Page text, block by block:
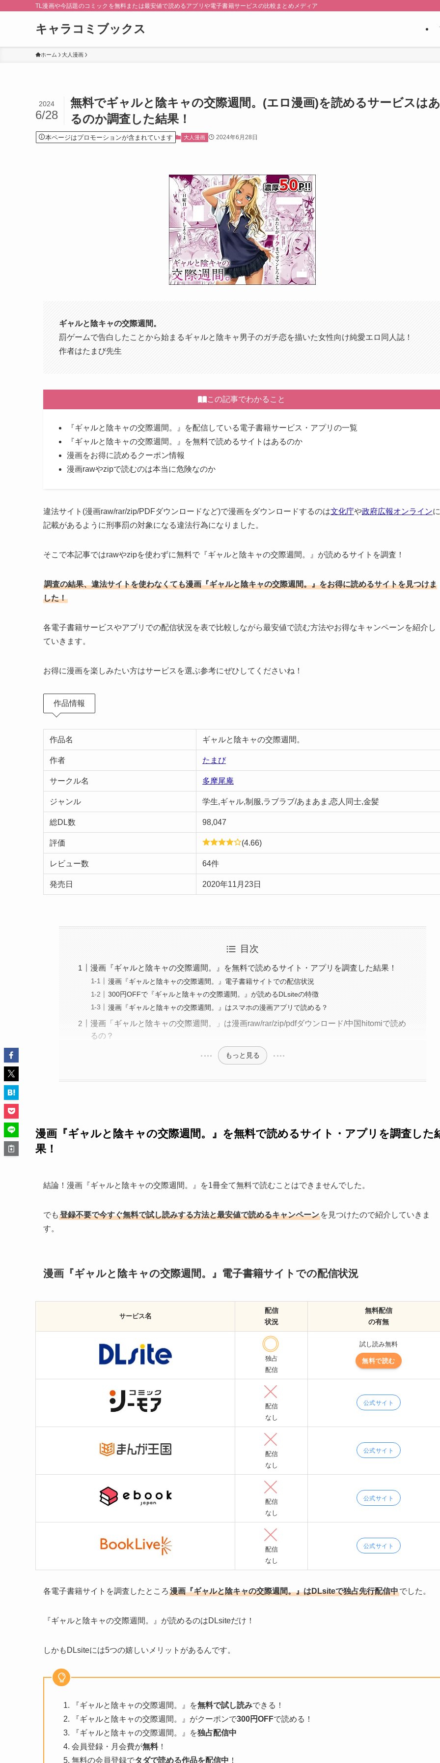
TL漫画や今話題のコミックを無料または最安値で読めるアプリや電子書籍サービスの比較まとめメディア
キャラコミブックス
ホーム 大人漫画
無料でギャルと陰キャの交際週間。(エロ漫画)を読めるサービスはあ
るのか調査した結果！
2024
6/28
本ページはプロモーションが含まれています 大人漫画 2024年6月28日
ギャルと陰キャの交際週間。
罰ゲームで告白したことから始まるギャルと陰キャ男子のガチ恋を描いた女性向け純愛エロ同人誌！
作者はたまび先生
この記事でわかること
『ギャルと陰キャの交際週間。』を配信している電子書籍サービス・アプリの一覧
『ギャルと陰キャの交際週間。』を無料で読めるサイトはあるのか
漫画をお得に読めるクーポン情報
漫画rawやzipで読むのは本当に危険なのか
違法サイト(漫画raw/rar/zip/PDFダウンロードなど)で漫画をダウンロードするのは文化庁や政府広報オンラインに
記載があるように刑事罰の対象になる違法行為になりました。
そこで本記事ではrawやzipを使わずに無料で『ギャルと陰キャの交際週間。』が読めるサイトを調査！
調査の結果、違法サイトを使わなくても漫画『ギャルと陰キャの交際週間。』をお得に読めるサイトを見つけま
した！
各電子書籍サービスやアプリでの配信状況を表で比較しながら最安値で読む方法やお得なキャンペーンを紹介し
ていきます。
お得に漫画を楽しみたい方はサービスを選ぶ参考にぜひしてくださいね！
作品情報
作品名 ギャルと陰キャの交際週間。
作者 たまび
サークル名 多摩尾庵
ジャンル 学生,ギャル,制服,ラブラブ/あまあま,恋人同士,金髪
総DL数 98,047
評価 (4.66)
レビュー数 64件
発売日 2020年11月23日
目次
漫画『ギャルと陰キャの交際週間。』を無料で読めるサイト・アプリを調査した結果！
漫画『ギャルと陰キャの交際週間。』電子書籍サイトでの配信状況
300円OFFで『ギャルと陰キャの交際週間。』が読めるDLsiteの特徴
漫画『ギャルと陰キャの交際週間。』はスマホの漫画アプリで読める？
漫画「ギャルと陰キャの交際週間。」は漫画raw/rar/zip/pdfダウンロード/中国hitomiで読め
るの？
もっと見る
漫画『ギャルと陰キャの交際週間。』を無料で読めるサイト・アプリを調査した
果！
結論！漫画『ギャルと陰キャの交際週間。』を1冊全て無料で読むことはできませんでした。
でも 登録不要で今すぐ無料で試し読みする方法と最安値で読めるキャンペーン を見つけたので紹介していきま
す。
漫画『ギャルと陰キャの交際週間。』電子書籍サイトでの配信状況
サービス名
配信
状況
無料配信
の有無
独占
配信
試し読み無料
無料で読む
配信
なし
公式サイト
配信
なし
公式サイト
配信
なし
公式サイト
配信
なし
公式サイト
各電子書籍サイトを調査したところ 漫画『ギャルと陰キャの交際週間。』はDLsiteで独占先行配信中でした。
『ギャルと陰キャの交際週間。』が読めるのはDLsiteだけ！
しかもDLsiteには5つの嬉しいメリットがあるんです。
『ギャルと陰キャの交際週間。』を無料で試し読みできる！
『ギャルと陰キャの交際週間。』がクーポンで300円OFFで読める！
『ギャルと陰キャの交際週間。』を独占配信中
会員登録・月会費が無料！
無料の会員登録でタダで読める作品を配信中 ！